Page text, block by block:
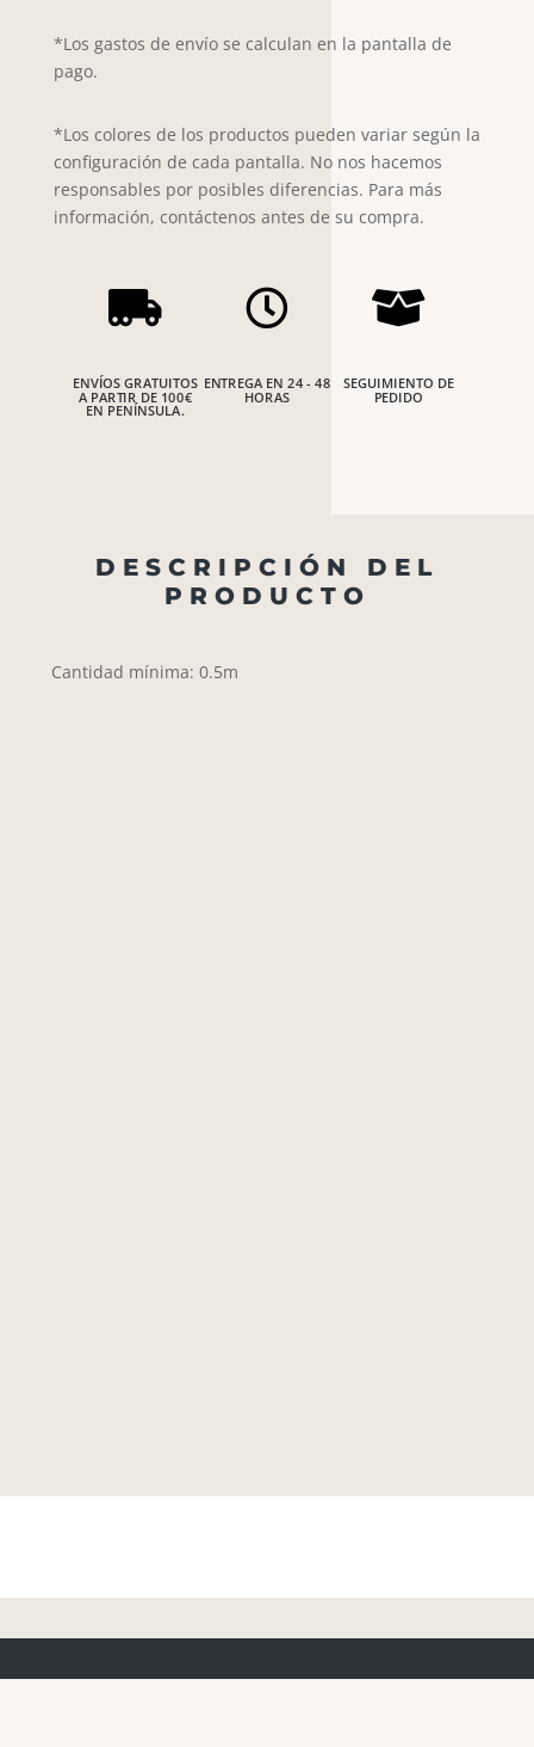
7008
cantidad
*Los gastos de envío se calculan en la pantalla de
pago.
*Los colores de los productos pueden variar según la
configuración de cada pantalla. No nos hacemos
responsables por posibles diferencias. Para más
información, contáctenos antes de su compra.

ENVÍOS GRATUITOS
A PARTIR DE 100€
EN PENÍNSULA.

ENTREGA EN 24 - 48
HORAS

SEGUIMIENTO DE
PEDIDO
DESCRIPCIÓN DEL
PRODUCTO
Cantidad mínima: 0.5m